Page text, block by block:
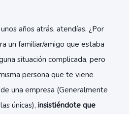
años atrás, atendías. ¿Por
un familiar/amigo que estaba
situación complicada, pero
persona que te viene
una empresa (Generalmente
únicas), insistiéndote que